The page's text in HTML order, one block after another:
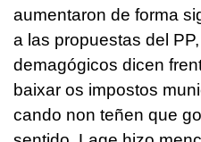
aumentaron de forma
a las propuestas del
demagógicos dicen
baixar os impostos
cando non teñen que